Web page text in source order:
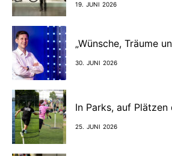
19. JUNI 2026
„Wünsche, Träume
30. JUNI 2026
In Parks, auf
25. JUNI 2026